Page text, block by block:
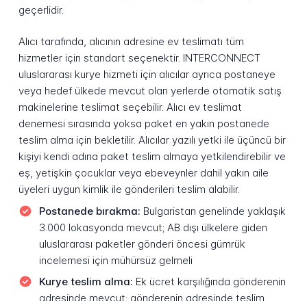
geçerlidir.
Alıcı tarafında, alıcının adresine ev teslimatı tüm
hizmetler için standart seçenektir. INTERCONNECT
uluslararası kurye hizmeti için alıcılar ayrıca postaneye
veya hedef ülkede mevcut olan yerlerde otomatik satış
makinelerine teslimat seçebilir. Alıcı ev teslimat
denemesi sırasında yoksa paket en yakın postanede
teslim alma için bekletilir. Alıcılar yazılı yetki ile üçüncü bir
kişiyi kendi adına paket teslim almaya yetkilendirebilir ve
eş, yetişkin çocuklar veya ebeveynler dahil yakın aile
üyeleri uygun kimlik ile gönderileri teslim alabilir.
Postanede bırakma: Bulgaristan genelinde yaklaşık
3.000 lokasyonda mevcut; AB dışı ülkelere giden
uluslararası paketler gönderi öncesi gümrük
incelemesi için mühürsüz gelmeli
Kurye teslim alma: Ek ücret karşılığında gönderenin
adresinde mevcut; gönderenin adresinde teslim